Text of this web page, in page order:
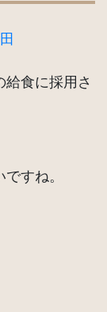
食に採用さ
すね。